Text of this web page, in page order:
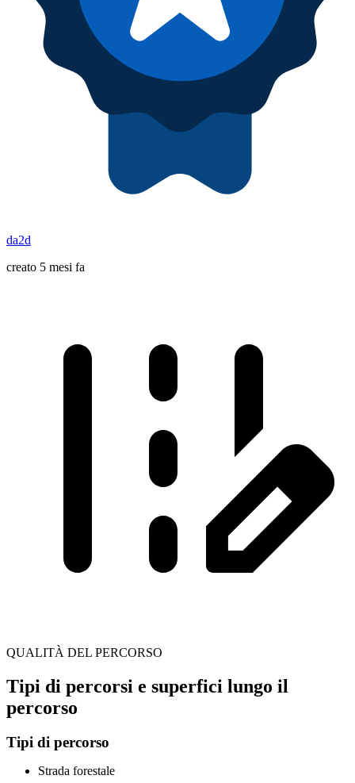
da2d
creato 5 mesi fa
QUALITÀ DEL PERCORSO
Tipi di percorsi e superfici lungo il
percorso
Tipi di percorso
Strada forestale